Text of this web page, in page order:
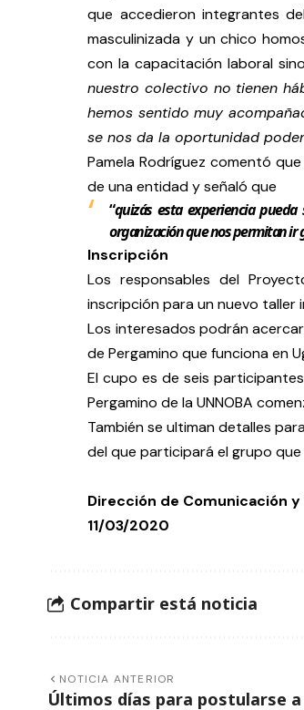
que accedieron integrantes
masculinizada y un chico
con la capacitación laboral
nuestro colectivo no tienen
hemos sentido muy
se nos da la oportunidad
Pamela Rodríguez comentó
de una entidad y señaló que
“quizás esta experiencia
organización que nos permitan ir
Inscripción
Los responsables del
inscripción para un nuevo taller
Los interesados podrán
de Pergamino que funciona en
El cupo es de seis
Pergamino de la UNNOBA
También se ultiman detalles
del que participará el grupo que
Dirección de Comunicación y
11/03/2020
Compartir está noticia
NOTICIA ANTERIOR
Últimos días para postularse a